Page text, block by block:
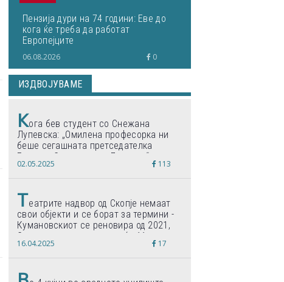
Пензија дури на 74 години: Еве до
кога ќе треба да работат
Европејците
06.08.2026 0
ИЗДВОЈУВАМЕ
Кога бев студент со Снежана
Лупевска: „Омилена професорка ни
беше сегашната претседателка
Гордана Сиљановска-Давкова“
02.05.2025 113
Театрите надвор од Скопје немаат
свои објекти и се борат за термини -
Кумановскиот се реновира од 2021,
Струмичкиот се гради веќе 11 години
16.04.2025 17